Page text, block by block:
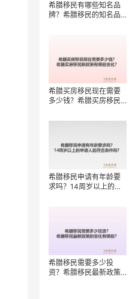
希腊移民有哪些知名品
牌？希腊移民的知名品
希腊买房移民现在需要
多少钱？希腊买房移民
希腊移民申请有年龄要
求吗？14周岁以上的申
希腊移民需要多少投
资？希腊移民最新政策